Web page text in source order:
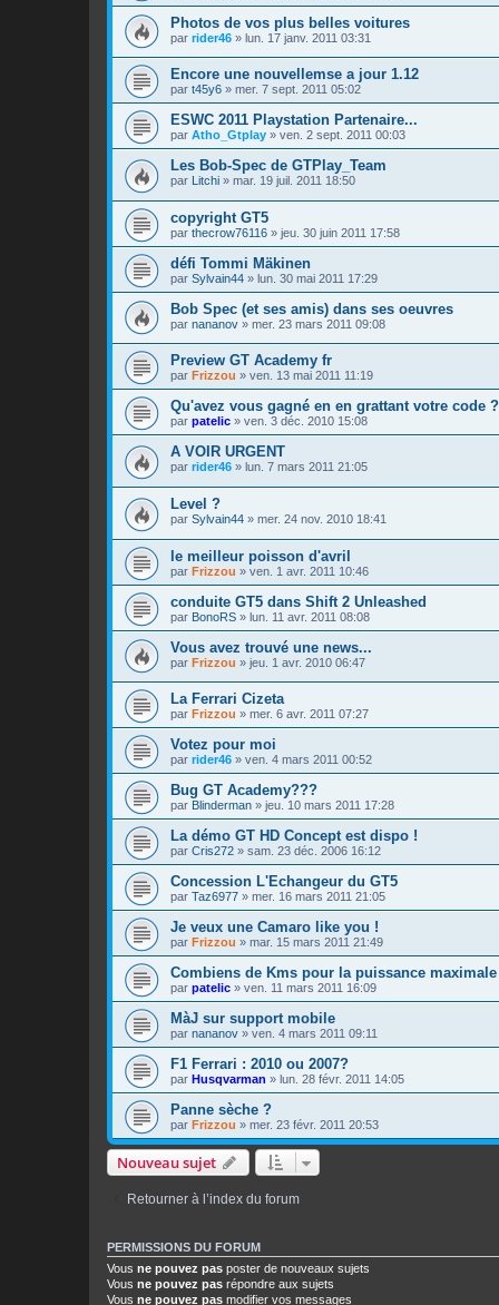
Photos de vos plus belles voitures
par rider46 » lun. 17 janv. 2011 03:31
Encore une nouvellemse a jour 1.12
par t45y6 » mer. 7 sept. 2011 05:02
ESWC 2011 Playstation Partenaire...
par Atho_Gtplay » ven. 2 sept. 2011 00:03
Les Bob-Spec de GTPlay_Team
par Litchi » mar. 19 juil. 2011 18:50
copyright GT5
par thecrow76116 » jeu. 30 juin 2011 17:58
défi Tommi Mäkinen
par Sylvain44 » lun. 30 mai 2011 17:29
Bob Spec (et ses amis) dans ses oeuvres
par nananov » mer. 23 mars 2011 09:08
Preview GT Academy fr
par Frizzou » ven. 13 mai 2011 11:19
Qu'avez vous gagné en en grattant votre code ?
par patelic » ven. 3 déc. 2010 15:08
A VOIR URGENT
par rider46 » lun. 7 mars 2011 21:05
Level ?
par Sylvain44 » mer. 24 nov. 2010 18:41
le meilleur poisson d'avril
par Frizzou » ven. 1 avr. 2011 10:46
conduite GT5 dans Shift 2 Unleashed
par BonoRS » lun. 11 avr. 2011 08:08
Vous avez trouvé une news...
par Frizzou » jeu. 1 avr. 2010 06:47
La Ferrari Cizeta
par Frizzou » mer. 6 avr. 2011 07:27
Votez pour moi
par rider46 » ven. 4 mars 2011 00:52
Bug GT Academy???
par Blinderman » jeu. 10 mars 2011 17:28
La démo GT HD Concept est dispo !
par Cris272 » sam. 23 déc. 2006 16:12
Concession L'Echangeur du GT5
par Taz6977 » mer. 16 mars 2011 21:05
Je veux une Camaro like you !
par Frizzou » mar. 15 mars 2011 21:49
Combiens de Kms pour la puissance
par patelic » ven. 11 mars 2011 16:09
MàJ sur support mobile
par nananov » ven. 4 mars 2011 09:11
F1 Ferrari : 2010 ou 2007?
par Husqvarman » lun. 28 févr. 2011 14:05
Panne sèche ?
par Frizzou » mer. 23 févr. 2011 20:53
Nouveau sujet
Retourner à l’index du forum
PERMISSIONS DU FORUM
Vous ne pouvez pas poster de nouveaux sujets
Vous ne pouvez pas répondre aux sujets
Vous ne pouvez pas modifier vos messages